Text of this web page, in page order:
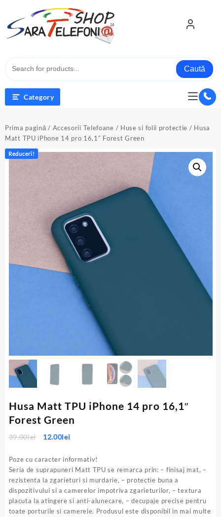
content
Caută
Category
Prima pagină / Accesorii Telefoane / Huse si folii protectie / Husa
Matt TPU iPhone 14 pro 16,1″ Forest Green
Reduceri!
Husa Matt TPU iPhone 14 pro 16,1″
Forest Green
39.00lei
Prețul
a
fost:
39.00lei.
12.00leiPrețul
este:
12.00lei.
Poze cu caracter informativ!
Seria de suprapuneri Matt TPU se remarca prin: – finisaj mat, –
rezistenta la zgarieturi si murdarie, – protectie buna a
dispozitivului si a camerelor impotriva zgarieturilor, – textura
placuta la atingere si anti-alunecare, – decupaje precise pentru
toate porturile si camerele. Produsul este disponibil in mai multe